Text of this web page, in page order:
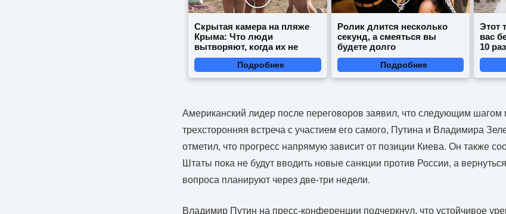
Скрытая камера на пляже
Крыма: Что люди
вытворяют, когда их не
видят...
Подробнее
Ролик длится несколько
секунд, а смеяться вы
будете долго
Подробнее
Этот
вас
10 раз
Американский лидер после переговоров заявил, что следующим шагом
трехсторонняя встреча с участием его самого, Путина и Владимира
отметил, что прогресс напрямую зависит от позиции Киева. Он также
Штаты пока не будут вводить новые санкции против России, а
вопроса планируют через две-три недели.
Владимир Путин на пресс-конференции подчеркнул, что устойчивое